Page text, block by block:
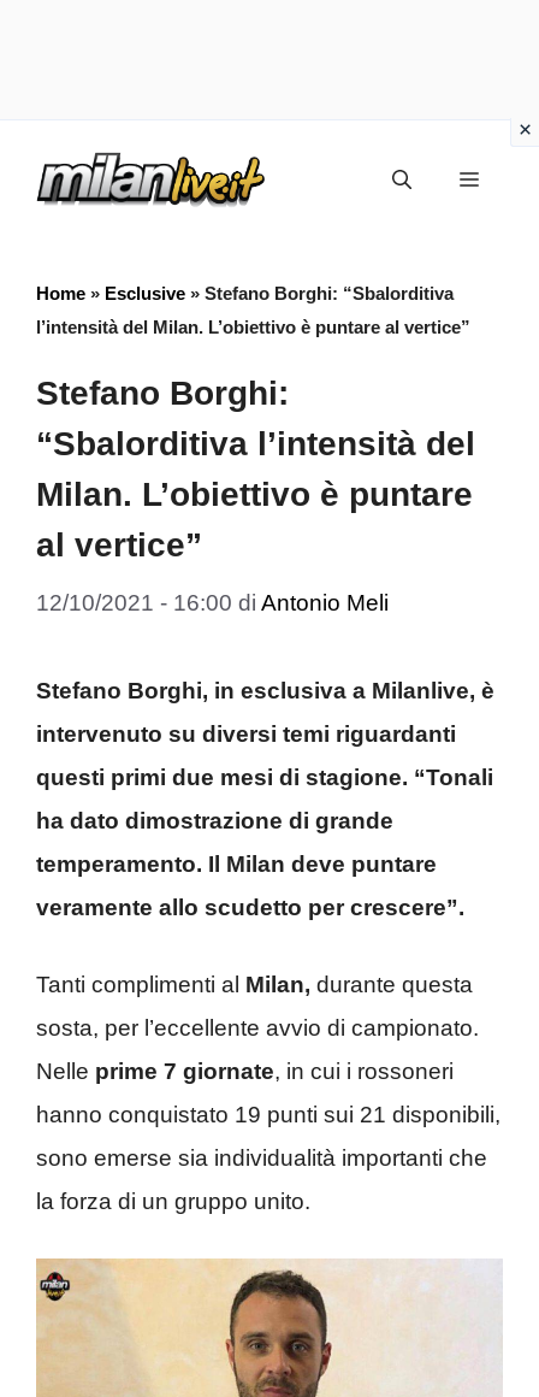
Menu
Home » Esclusive » Stefano Borghi: “Sbalorditiva
l’intensità del Milan. L’obiettivo è puntare al vertice”
Stefano Borghi:
“Sbalorditiva l’intensità del
Milan. L’obiettivo è puntare
al vertice”
12/10/2021 - 16:00 di Antonio Meli
Stefano Borghi, in esclusiva a Milanlive, è
intervenuto su diversi temi riguardanti
questi primi due mesi di stagione. “Tonali
ha dato dimostrazione di grande
temperamento. Il Milan deve puntare
veramente allo scudetto per crescere”.
Tanti complimenti al Milan, durante questa
sosta, per l’eccellente avvio di campionato.
Nelle prime 7 giornate, in cui i rossoneri
hanno conquistato 19 punti sui 21 disponibili,
sono emerse sia individualità importanti che
la forza di un gruppo unito.